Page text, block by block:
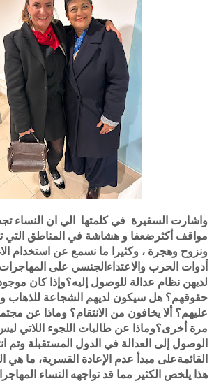
واشارت السفيرة في كلمتها الي ان النساء
مواقف أكثرضعفا و هشاشة في المناطق التي
ونزوح وهجرة ، وكثيرا ما نسمع عن استخدام
أدوات الحرب والاعتداءالجنسي على
لديهن نظام عدالة للوصول إليه؟وإذا كان
حقوقهم؟ هل سيكون لديهم الشجاعة للذهاب
عليهم؟ ألا يخافون من الانتقام؟ وماذا عن
مرة أخرى؟وماذا عن طالبات اللجوء اللاتي
الوصول إلى العدالة في الدول المستقبلة وتم
القائمةعلى مبدأ عدم الإعادة القسرية، ما هي
هذا يلخص الكثير مما قد تواجهه النساء